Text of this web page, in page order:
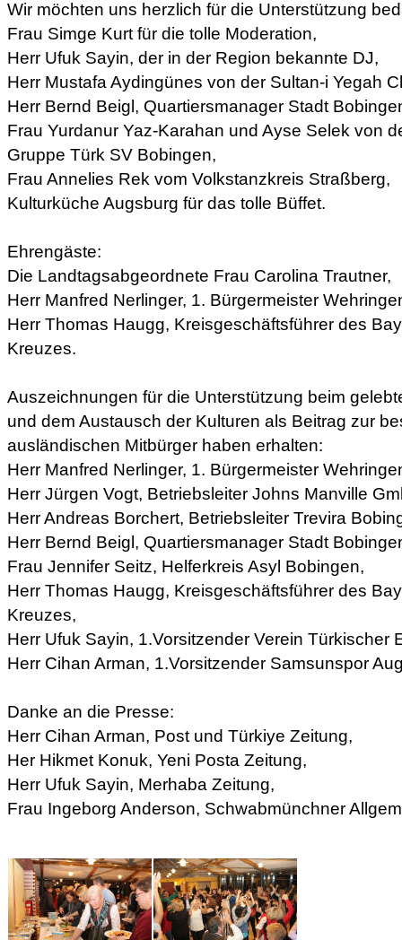
Wir möchten uns herzlich für die Unterstützung
Frau Simge Kurt für die tolle Moderation,
Herr Ufuk Sayin, der in der Region bekannte DJ,
Herr Mustafa Aydingünes von der Sultan-i Yegah
Herr Bernd Beigl, Quartiersmanager Stadt
Frau Yurdanur Yaz-Karahan und Ayse Selek von
Gruppe Türk SV Bobingen,
Frau Annelies Rek vom Volkstanzkreis Straßberg,
Kulturküche Augsburg für das tolle Büffet.
Ehrengäste:
Die Landtagsabgeordnete Frau Carolina Trautner,
Herr Manfred Nerlinger, 1. Bürgermeister
Herr Thomas Haugg, Kreisgeschäftsführer des
Kreuzes.
Auszeichnungen für die Unterstützung beim
und dem Austausch der Kulturen als Beitrag zur
ausländischen Mitbürger haben erhalten:
Herr Manfred Nerlinger, 1. Bürgermeister
Herr Jürgen Vogt, Betriebsleiter Johns Manville
Herr Andreas Borchert, Betriebsleiter Trevira
Herr Bernd Beigl, Quartiersmanager Stadt
Frau Jennifer Seitz, Helferkreis Asyl Bobingen,
Herr Thomas Haugg, Kreisgeschäftsführer des
Kreuzes,
Herr Ufuk Sayin, 1.Vorsitzender Verein Türkischer
Herr Cihan Arman, 1.Vorsitzender Samsunspor
Danke an die Presse:
Herr Cihan Arman, Post und Türkiye Zeitung,
Her Hikmet Konuk, Yeni Posta Zeitung,
Herr Ufuk Sayin, Merhaba Zeitung,
Frau Ingeborg Anderson, Schwabmünchner